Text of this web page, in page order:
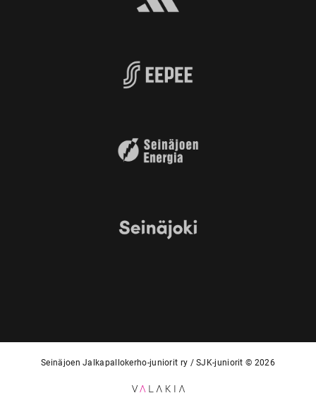
Seinäjoen Jalkapallokerho-juniorit ry / SJK-juniorit © 2026